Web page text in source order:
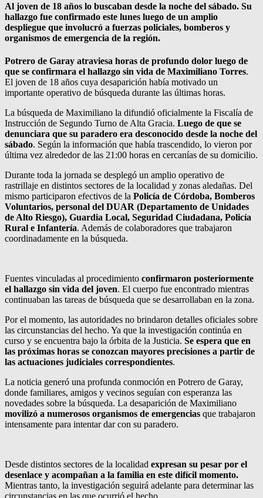
Al joven de 18 años lo buscaban desde la noche del sábado. Su
hallazgo fue confirmado este lunes luego de un amplio
despliegue que involucró a fuerzas policiales, bomberos y
organismos de emergencia de la región.
Potrero de Garay atraviesa horas de profundo dolor luego de
que se confirmara el hallazgo sin vida de Maximiliano Torres.
El joven de 18 años cuya desaparición había motivado un
importante operativo de búsqueda durante las últimas horas.
La búsqueda de Maximiliano la difundió oficialmente la Fiscalía de
Instrucción de Segundo Turno de Alta Gracia. Luego de que se
denunciara que su paradero era desconocido desde la noche del
sábado. Según la información que había trascendido, lo vieron por
última vez alrededor de las 21:00 horas en cercanías de su domicilio.
Durante toda la jornada se desplegó un amplio operativo de
rastrillaje en distintos sectores de la localidad y zonas aledañas. Del
mismo participaron efectivos de la Policía de Córdoba, Bomberos
Voluntarios, personal del DUAR (Departamento de Unidades
de Alto Riesgo), Guardia Local, Seguridad Ciudadana, Policía
Rural e Infantería. Además de colaboradores que trabajaron
coordinadamente en la búsqueda.
Fuentes vinculadas al procedimiento confirmaron posteriormente
el hallazgo sin vida del joven. El cuerpo fue encontrado mientras
continuaban las tareas de búsqueda que se desarrollaban en la zona.
Por el momento, las autoridades no brindaron detalles oficiales sobre
las circunstancias del hecho. Ya que la investigación continúa en
curso y se encuentra bajo la órbita de la Justicia. Se espera que en
las próximas horas se conozcan mayores precisiones a partir de
las actuaciones judiciales correspondientes.
La noticia generó una profunda conmoción en Potrero de Garay,
donde familiares, amigos y vecinos seguían con esperanza las
novedades sobre la búsqueda. La desaparición de Maximiliano
movilizó a numerosos organismos de emergencias que trabajaron
intensamente para intentar dar con su paradero.
Desde distintos sectores de la localidad expresan su pesar por el
desenlace y acompañan a la familia en este difícil momento.
Mientras tanto, la investigación seguirá adelante para determinar las